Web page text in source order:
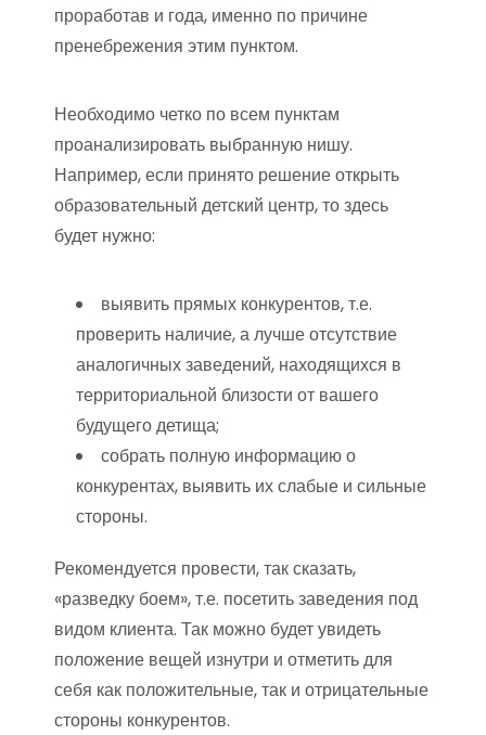
проработав и года, именно по причине
пренебрежения этим пунктом.
Необходимо четко по всем пунктам
проанализировать выбранную нишу.
Например, если принято решение открыть
образовательный детский центр, то здесь
будет нужно:
выявить прямых конкурентов, т.е.
проверить наличие, а лучше отсутствие
аналогичных заведений, находящихся в
территориальной близости от вашего
будущего детища;
собрать полную информацию о
конкурентах, выявить их слабые и сильные
стороны.
Рекомендуется провести, так сказать,
«разведку боем», т.е. посетить заведения под
видом клиента. Так можно будет увидеть
положение вещей изнутри и отметить для
себя как положительные, так и отрицательные
стороны конкурентов.